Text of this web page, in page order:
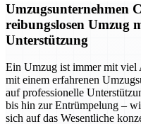
Umzugsunternehmen
reibungslosen Umzug
Unterstützung
Ein Umzug ist immer mit viel
mit einem erfahrenen
auf professionelle
bis hin zur Entrümpelung –
sich auf das Wesentliche